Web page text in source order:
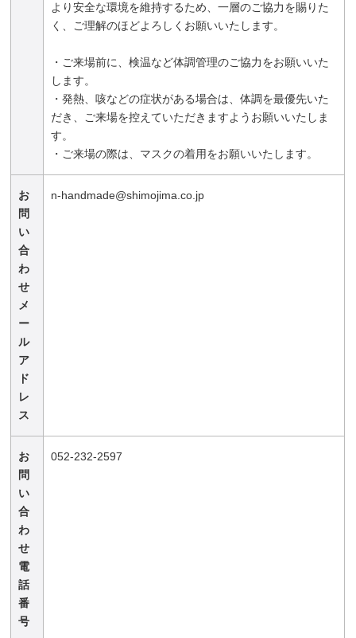
より安全な環境を維持するため、一層のご協力を賜りた
く、ご理解のほどよろしくお願いいたします。
・ご来場前に、検温など体調管理のご協力をお願いいた
します。
・発熱、咳などの症状がある場合は、体調を最優先いた
だき、ご来場を控えていただきますようお願いいたしま
す。
・ご来場の際は、マスクの着用をお願いいたします。
お
問
い
合
わ
せ
メ
ー
ル
ア
ド
レ
ス
n-handmade@shimojima.co.jp
お
問
い
合
わ
せ
電
話
番
号
052-232-2597